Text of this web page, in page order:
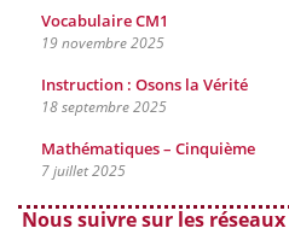
Vocabulaire CM1
19 novembre 2025
Instruction : Osons la Vérité
18 septembre 2025
Mathématiques – Cinquième
7 juillet 2025
Nous suivre sur les